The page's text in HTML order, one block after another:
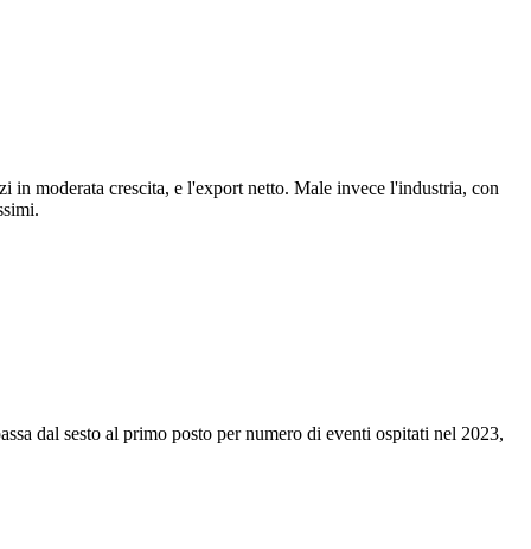
moderata crescita, e l'export netto. Male invece l'industria, con
dal sesto al primo posto per numero di eventi ospitati nel 2023,